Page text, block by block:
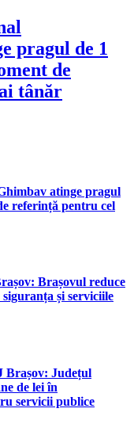
pragul de 1
de
tânăr
atinge pragul
referință pentru cel
Brașovul reduce
și serviciile
Brașov: Județul
de lei în
servicii publice